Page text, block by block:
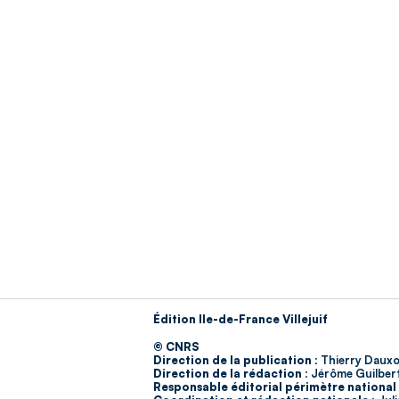
Édition Ile-de-France Villejuif
© CNRS
Direction de la publication : Thierry
Direction de la rédaction : Jérôme
Responsable éditorial périmètre national